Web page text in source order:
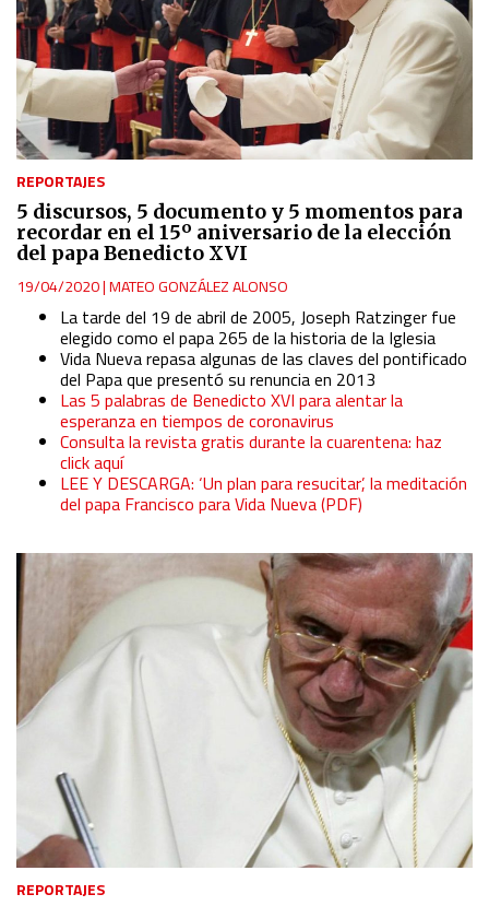
REPORTAJES
5 discursos, 5 documento y 5 momentos para
recordar en el 15º aniversario de la elección
del papa Benedicto XVI
19/04/2020|MATEO GONZÁLEZ ALONSO
La tarde del 19 de abril de 2005, Joseph Ratzinger fue
elegido como el papa 265 de la historia de la Iglesia
Vida Nueva repasa algunas de las claves del pontificado
del Papa que presentó su renuncia en 2013
Las 5 palabras de Benedicto XVI para alentar la
esperanza en tiempos de coronavirus
Consulta la revista gratis durante la cuarentena: haz
click aquí
LEE Y DESCARGA: ‘Un plan para resucitar’, la meditación
del papa Francisco para Vida Nueva (PDF)
REPORTAJES